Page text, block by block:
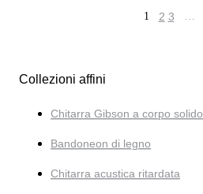
1 2 3 …
Collezioni affini
Chitarra Gibson a corpo solido
Bandoneon di legno
Chitarra acustica ritardata